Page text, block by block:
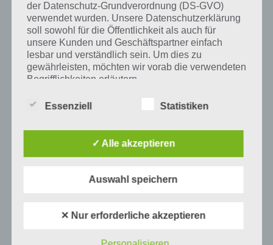
Auf WhatsApp teilen Teilen auf Facebook
Tweet auf Twitter
Mehr Artikel hier auf Touchportal
der Datenschutz-Grundverordnung (DS-GVO)
verwendet wurden. Unsere Datenschutzerklärung
soll sowohl für die Öffentlichkeit als auch für
unsere Kunden und Geschäftspartner einfach
lesbar und verständlich sein. Um dies zu
gewährleisten, möchten wir vorab die verwendeten
Begrifflichkeiten erläutern.
Wir verwenden in dieser Datenschutzerklärung
a) personenbezogene Daten
Personenbezogene Daten sind alle
oder identifizierbare natürliche Person (im
Essenziell Statistiken
✓ Alle akzeptieren
Auswahl speichern
✕ Nur erforderliche akzeptieren